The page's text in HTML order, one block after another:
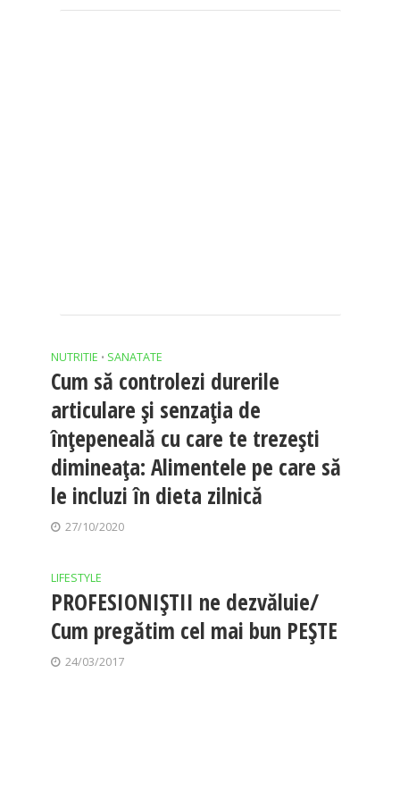
NUTRITIE • SANATATE
Cum să controlezi durerile
articulare și senzația de
înțepeneală cu care te trezești
dimineața: Alimentele pe care să
le incluzi în dieta zilnică
27/10/2020
LIFESTYLE
PROFESIONIȘTII ne dezvăluie/
Cum pregătim cel mai bun PEȘTE
24/03/2017